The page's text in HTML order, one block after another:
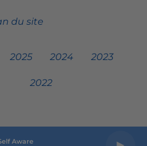
Aware
du site
2025 2024 2023
2022